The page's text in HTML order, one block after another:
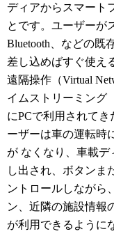
ディアからスマート
とです。ユーザーが
Bluetooth、などの既
差し込めばすぐ使え
遠隔操作（Virtual
イムストリーミング
にPCで利用されて
ーザーは車の運転時
が なくなり、車載
し出され、ボタンま
ントロールしながら
ン、近隣の施設情報
が利用できるように